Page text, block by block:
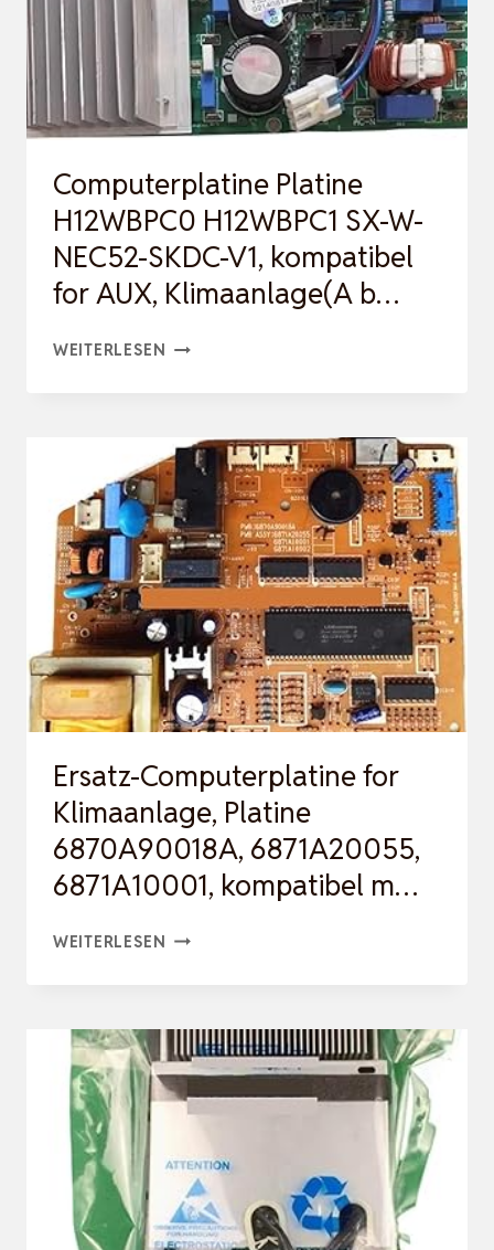
FÜR
MO…
Computerplatine Platine
H12WBPC0 H12WBPC1 SX-W-
NEC52-SKDC-V1, kompatibel
for AUX, Klimaanlage(A b…
WEITERLESEN COMPUTERPLATINE
H12WBPC1
SX-
W-
NEC52-
SKDC-
V1,
KOMPATIBEL
FOR
AUX,
B…
Ersatz-Computerplatine for
Klimaanlage, Platine
6870A90018A, 6871A20055,
6871A10001, kompatibel m…
WEITERLESEN ERSATZ-
KLIMAANLAGE,
PLATINE
6870A90018A,
6871A10001,
KOMPATIBEL
M…